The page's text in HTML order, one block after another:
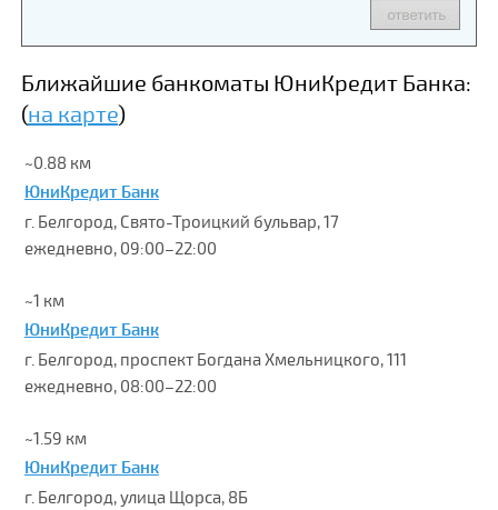
Ближайшие банкоматы ЮниКредит Банка:
(на карте)
~0.88 км
ЮниКредит Банк
г. Белгород, Свято-Троицкий бульвар, 17
ежедневно, 09:00–22:00
~1 км
ЮниКредит Банк
г. Белгород, проспект Богдана Хмельницкого, 111
ежедневно, 08:00–22:00
~1.59 км
ЮниКредит Банк
г. Белгород, улица Щорса, 8Б